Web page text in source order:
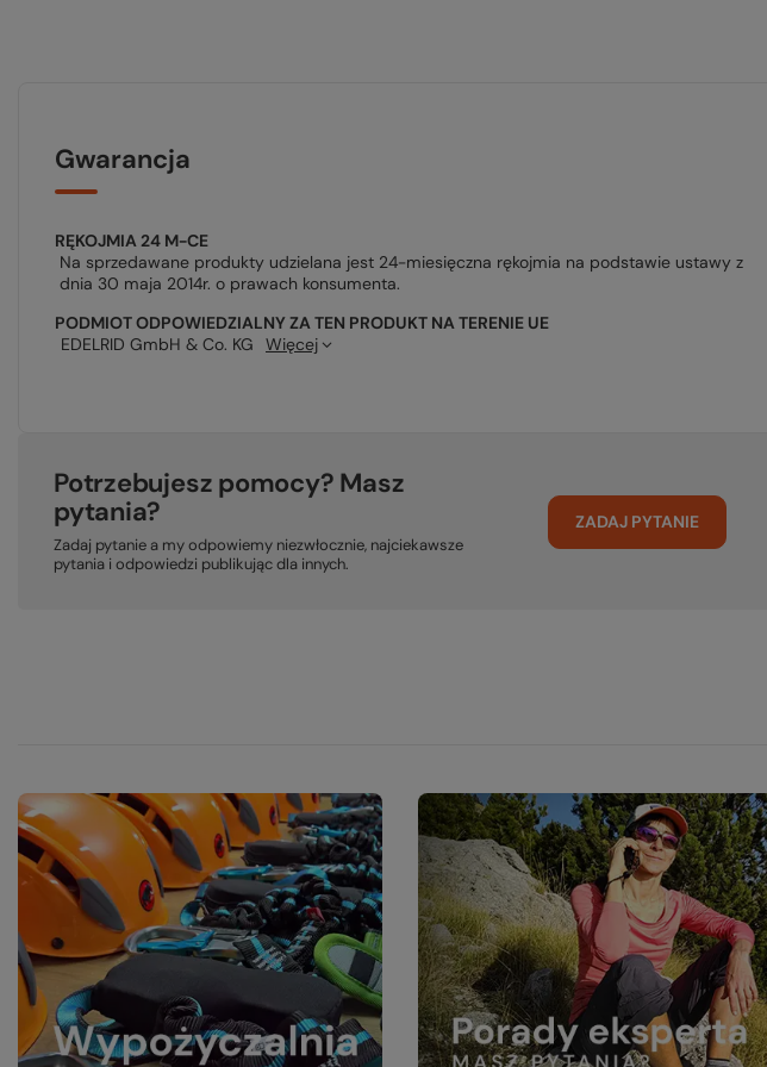
Gwarancja
RĘKOJMIA 24 M-CE
Na sprzedawane produkty udzielana jest 24-miesięczna rękojmia na podstawie ustawy z
dnia 30 maja 2014r. o prawach konsumenta.
PODMIOT ODPOWIEDZIALNY ZA TEN PRODUKT NA TERENIE UE
EDELRID GmbH & Co. KG
Więcej
Potrzebujesz pomocy? Masz
pytania?
Zadaj pytanie a my odpowiemy niezwłocznie, najciekawsze
pytania i odpowiedzi publikując dla innych.
ZADAJ PYTANIE